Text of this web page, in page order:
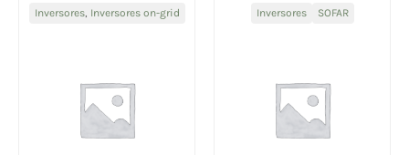
Inversores, Inversores on-grid Inversores SOFAR